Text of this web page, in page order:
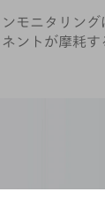
モニタリン
ントが摩耗